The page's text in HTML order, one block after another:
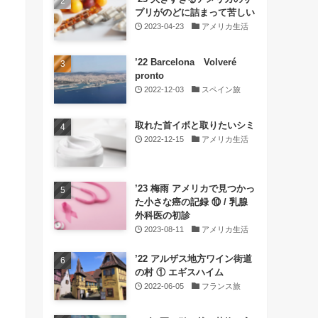
プリがのどに詰まって苦しい
2023-04-23 アメリカ生活
’22 Barcelona Volveré
pronto
2022-12-03 スペイン旅
取れた首イボと取りたいシミ
2022-12-15 アメリカ生活
’23 梅雨 アメリカで見つかっ
た小さな癌の記録 ⑩ / 乳腺
外科医の初診
2023-08-11 アメリカ生活
’22 アルザス地方ワイン街道
の村 ① エギスハイム
2022-06-05 フランス旅